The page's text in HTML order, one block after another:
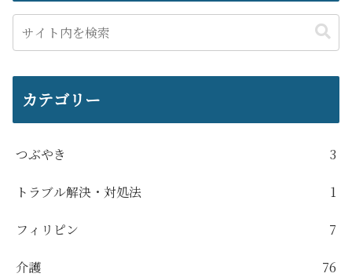
カテゴリー
つぶやき 3
トラブル解決・対処法 1
フィリピン 7
介護 76